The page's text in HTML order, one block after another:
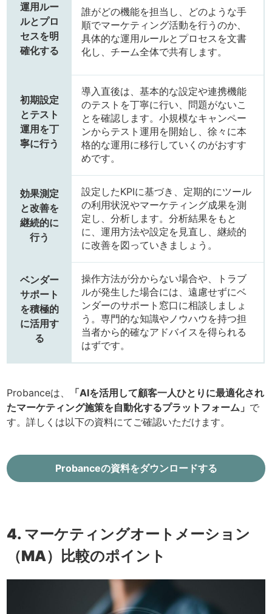
運用ルー
ルとプロ
セスを明
確化する
誰がどの機能を担当し、どのような手
順でマーケティング活動を行うのか、
具体的な運用ルールとプロセスを文書
化し、チーム全体で共有します。
初期設定
とテスト
運用を丁
寧に行う
導入直後は、基本的な設定や連携機能
のテストを丁寧に行い、問題がないこ
とを確認します。小規模なキャンペー
ンからテスト運用を開始し、徐々に本
格的な運用に移行していくのがおすす
めです。
効果測定
と改善を
継続的に
行う
設定したKPIに基づき、定期的にツール
の利用状況やマーケティング成果を測
定し、分析します。分析結果をもと
に、運用方法や設定を見直し、継続的
に改善を図っていきましょう。
ベンダー
サポート
を積極的
に活用す
る
操作方法が分からない場合や、トラブ
ルが発生した場合には、遠慮せずにベ
ンダーのサポート窓口に相談しましょ
う。専門的な知識やノウハウを持つ担
当者から的確なアドバイスを得られる
はずです。
Probanceは、
「AIを活用して顧客一人ひとりに最適化され
たマーケティング施策を自動化するプラットフォーム」 で
す。詳しくは以下の資料にてご確認いただけます。
Probanceの資料をダウンロードする
4. マーケティングオートメーション
（MA）比較のポイント